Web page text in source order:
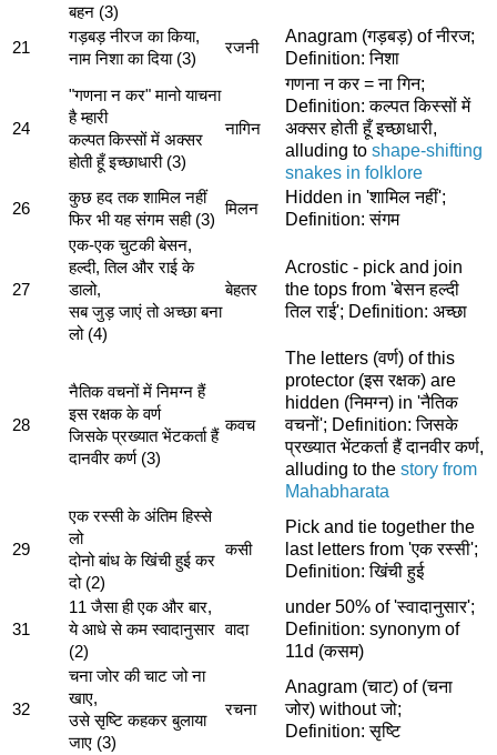
बहन (3)
21
गड़बड़ नीरज का किया,
नाम निशा का दिया (3)
रजनी
Anagram (गड़बड़) of नीरज;
Definition: निशा
24
"गणना न कर" मानो याचना
है म्हारी
कल्पत किस्सों में अक्सर
होती हूँ इच्छाधारी (3)
नागिन
गणना न कर = ना गिन;
Definition: कल्पत किस्सों में
अक्सर होती हूँ इच्छाधारी,
alluding to shape-shifting
snakes in folklore
26
कुछ हद तक शामिल नहीं
फिर भी यह संगम सही (3)
मिलन
Hidden in 'शामिल नहीं';
Definition: संगम
27
एक-एक चुटकी बेसन,
हल्दी, तिल और राई के
डालो,
सब जुड़ जाएं तो अच्छा बना
लो (4)
बेहतर
Acrostic - pick and join
the tops from 'बेसन हल्दी
तिल राई'; Definition: अच्छा
28
नैतिक वचनों में निमग्न हैं
इस रक्षक के वर्ण
जिसके प्रख्यात भेंटकर्ता हैं
दानवीर कर्ण (3)
कवच
The letters (वर्ण) of this
protector (इस रक्षक) are
hidden (निमग्न) in 'नैतिक
वचनों'; Definition: जिसके
प्रख्यात भेंटकर्ता हैं दानवीर कर्ण,
alluding to the story from
Mahabharata
29
एक रस्सी के अंतिम हिस्से
लो
दोनो बांध के खिंची हुई कर
दो (2)
कसी
Pick and tie together the
last letters from 'एक रस्सी';
Definition: खिंची हुई
31
11 जैसा ही एक और बार,
ये आधे से कम स्वादानुसार
(2)
वादा
under 50% of 'स्वादानुसार';
Definition: synonym of
11d (कसम)
32
चना जोर की चाट जो ना
खाए,
उसे सृष्टि कहकर बुलाया
जाए (3)
रचना
Anagram (चाट) of (चना
जोर) without जो;
Definition: सृष्टि